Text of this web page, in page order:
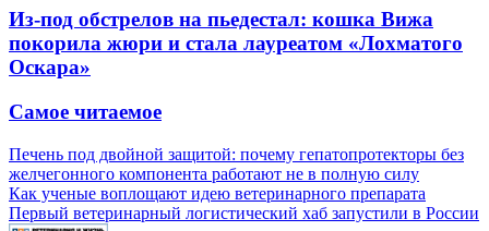
Из-под обстрелов на пьедестал: кошка Вижа
покорила жюри и стала лауреатом «Лохматого
Оскара»
Самое читаемое
Печень под двойной защитой: почему гепатопротекторы без
желчегонного компонента работают не в полную силу
Как ученые воплощают идею ветеринарного препарата
Первый ветеринарный логистический хаб запустили в России